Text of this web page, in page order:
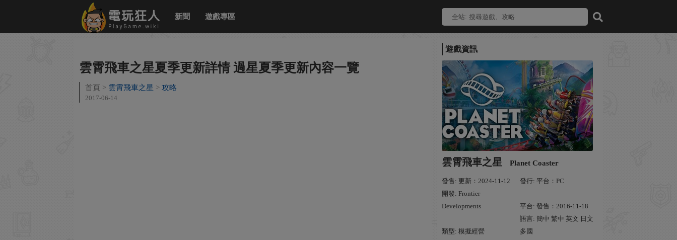
新聞 遊戲專區
遊戲資訊
雲霄飛車之星 Planet Coaster
發售: 更新：2024-11-12
發行: 平台：PC
開發: Frontier
Developments
平台: 發售：2016-11-18
類型: 模擬經營
語言: 簡中 繁中 英文 日文
多國
雲霄飛車之星夏季更新詳情 過星夏季更新內容一覽
首頁 雲霄飛車之星 攻略
2017-06-14